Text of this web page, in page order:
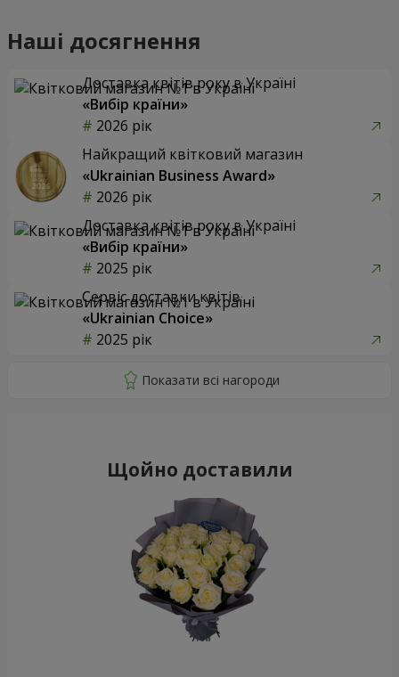
Наші досягнення
Доставка квітів року в Україні
«Вибір країни»
2026 рік
Найкращий квітковий магазин
«Ukrainian Business Award»
2026 рік
Доставка квітів року в Україні
«Вибір країни»
2025 рік
Сервіс доставки квітів
«Ukrainian Choice»
2025 рік
Щойно доставили